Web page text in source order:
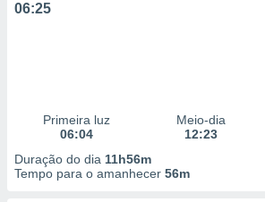
06:25
Primeira luz
06:04
Meio-dia
12:23
Duração do dia 11h56m
Tempo para o amanhecer 56m